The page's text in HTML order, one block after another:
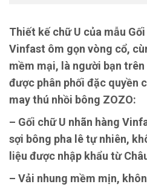
Thiết kế chữ U của mẫu
Vinfast ôm gọn vòng cổ,
mềm mại, là người bạn
được phân phối đặc quyền
may thú nhồi bông ZOZO:
– Gối chữ U nhãn hàng
sợi bông pha lê tự nhiên,
liệu được nhập khẩu từ
– Vải nhung mềm mịn,